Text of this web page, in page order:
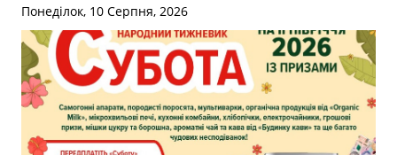
Понеділок, 10 Серпня, 2026